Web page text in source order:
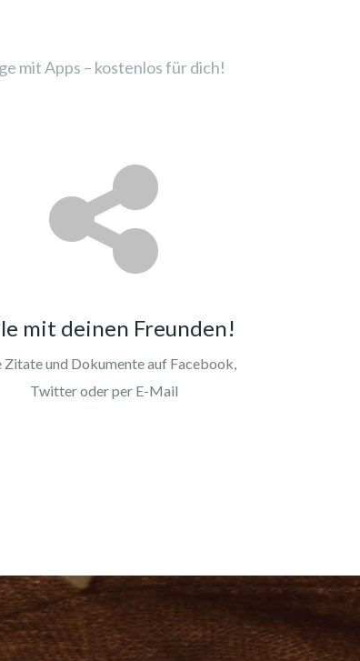
mit Apps – kostenlos für dich!
mit deinen Freunden!
Zitate und Dokumente auf Facebook,
Twitter oder per E-Mail